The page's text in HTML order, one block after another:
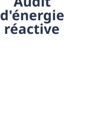
d'énergie
réactive